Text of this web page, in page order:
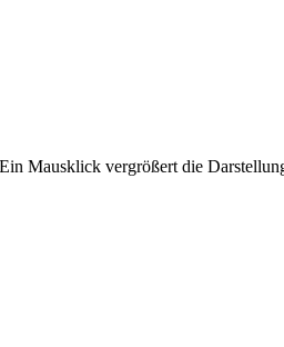
Ein Maus­klick ver­grö­ßert die